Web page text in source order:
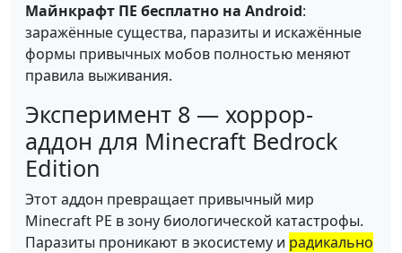
Майнкрафт ПЕ бесплатно на Android:
заражённые существа, паразиты и искажённые
формы привычных мобов полностью меняют
правила выживания.
Эксперимент 8 — хоррор-
аддон для Minecraft Bedrock
Edition
Этот аддон превращает привычный мир
Minecraft PE в зону биологической катастрофы.
Паразиты проникают в экосистему и радикально